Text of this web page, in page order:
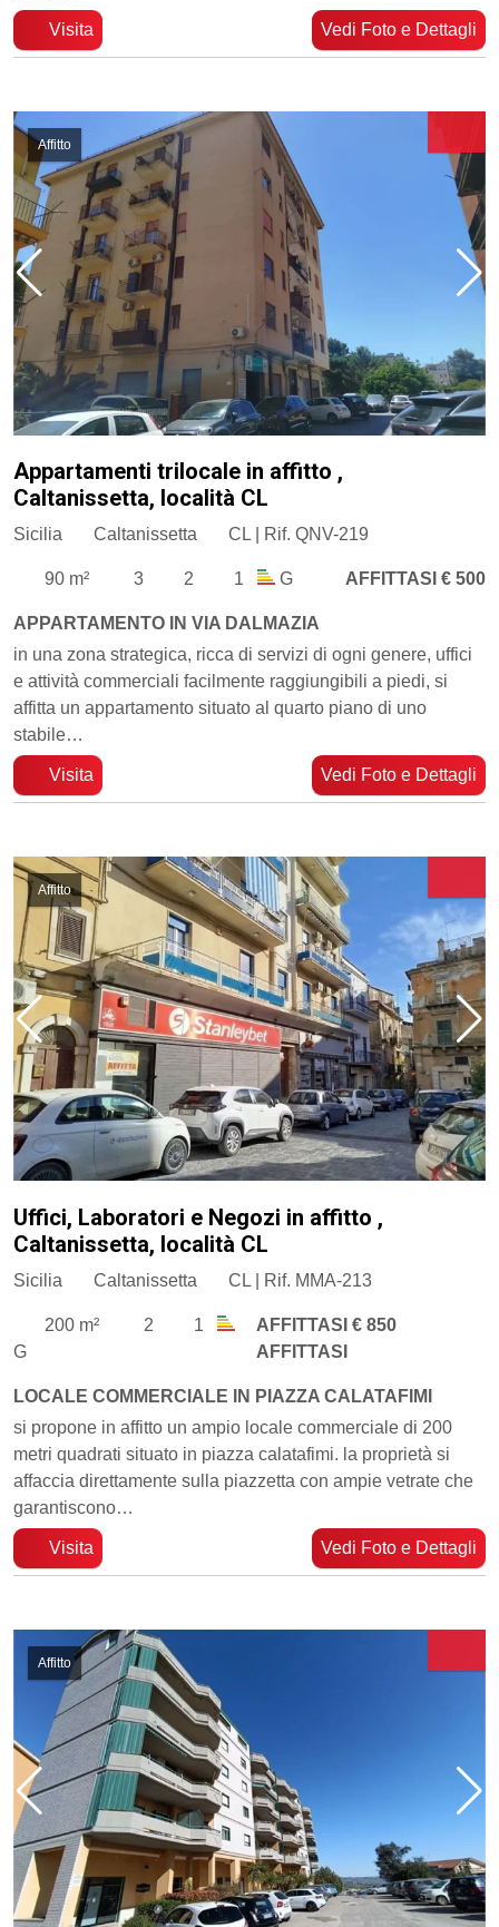
Visita Vedi Foto e Dettagli
Affitto
Appartamenti trilocale in affitto ,
Caltanissetta, località CL
Sicilia Caltanissetta CL | Rif. QNV-219
90 m² 3 2 1 G AFFITTASI € 500
APPARTAMENTO IN VIA DALMAZIA
​in una zona strategica, ricca di servizi di ogni genere, uffici
e attività commerciali facilmente raggiungibili a piedi, si
affitta un appartamento situato al quarto piano di uno
stabile…
Visita Vedi Foto e Dettagli
Affitto
Uffici, Laboratori e Negozi in affitto ,
Caltanissetta, località CL
Sicilia Caltanissetta CL | Rif. MMA-213
200 m² 2
1
G
AFFITTASI € 850
AFFITTASI
LOCALE COMMERCIALE IN PIAZZA CALATAFIMI
si propone in affitto un ampio locale commerciale di 200
metri quadrati situato in piazza calatafimi. la proprietà si
affaccia direttamente sulla piazzetta con ampie vetrate che
garantiscono…
Visita Vedi Foto e Dettagli
Affitto